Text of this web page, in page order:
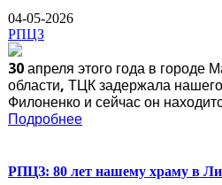
04-05-2026
РПЦЗ
30 апреля этого года в городе
области, ТЦК задержала
Филоненко и сейчас он
Подробнее
РПЦЗ: 80 лет нашему храму в